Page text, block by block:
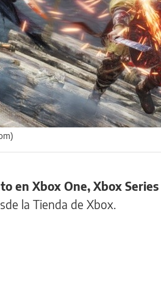
en Xbox One, Xbox
la Tienda de Xbox.